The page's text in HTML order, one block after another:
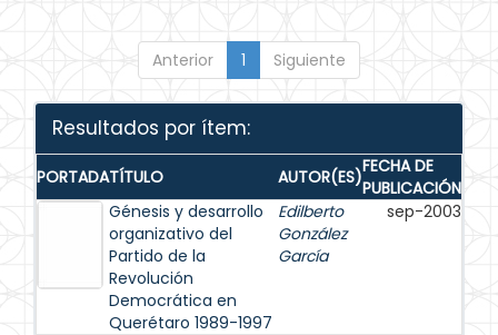
Anterior 1 Siguiente
Resultados por ítem:
PORTADATÍTULO AUTOR(ES)FECHA DE
PUBLICACIÓN
Génesis y desarrollo
organizativo del
Partido de la
Revolución
Democrática en
Querétaro 1989-1997
Edilberto
González
García
sep-2003